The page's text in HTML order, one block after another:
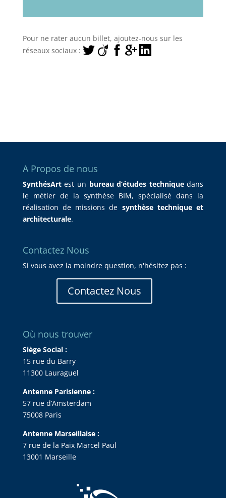
Pour ne rater aucun billet, ajoutez-nous sur les
réseaux sociaux :
A Propos de nous
SynthésArtest un bureau d’études techniquedans
le métier de la synthèse BIM, spécialisé dans la
réalisation de missions de synthèse technique et
architecturale.
Contactez Nous
Si vous avez la moindre question, n'hésitez pas :
Contactez Nous
Où nous trouver
Siège Social :
15 rue du Barry
11300 Lauraguel
Antenne Parisienne :
57 rue d’Amsterdam
75008 Paris
Antenne Marseillaise :
7 rue de la Paix Marcel Paul
13001 Marseille